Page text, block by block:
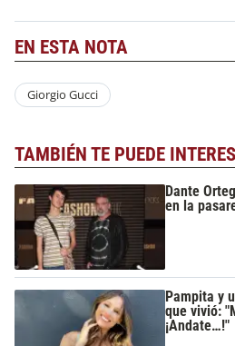
EN ESTA NOTA
Giorgio Gucci
TAMBIÉN TE PUEDE
Dante
en la
Pampita y
que vivió:
¡Andate…!"